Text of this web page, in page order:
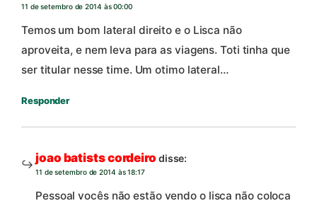
11 de setembro de 2014 às 00:00
Temos um bom lateral direito e o Lisca não
aproveita, e nem leva para as viagens. Toti tinha que
ser titular nesse time. Um otimo lateral…
Responder
joao batists cordeiro disse:
11 de setembro de 2014 às 18:17
Pessoal vocês não estão vendo o lisca não coloca